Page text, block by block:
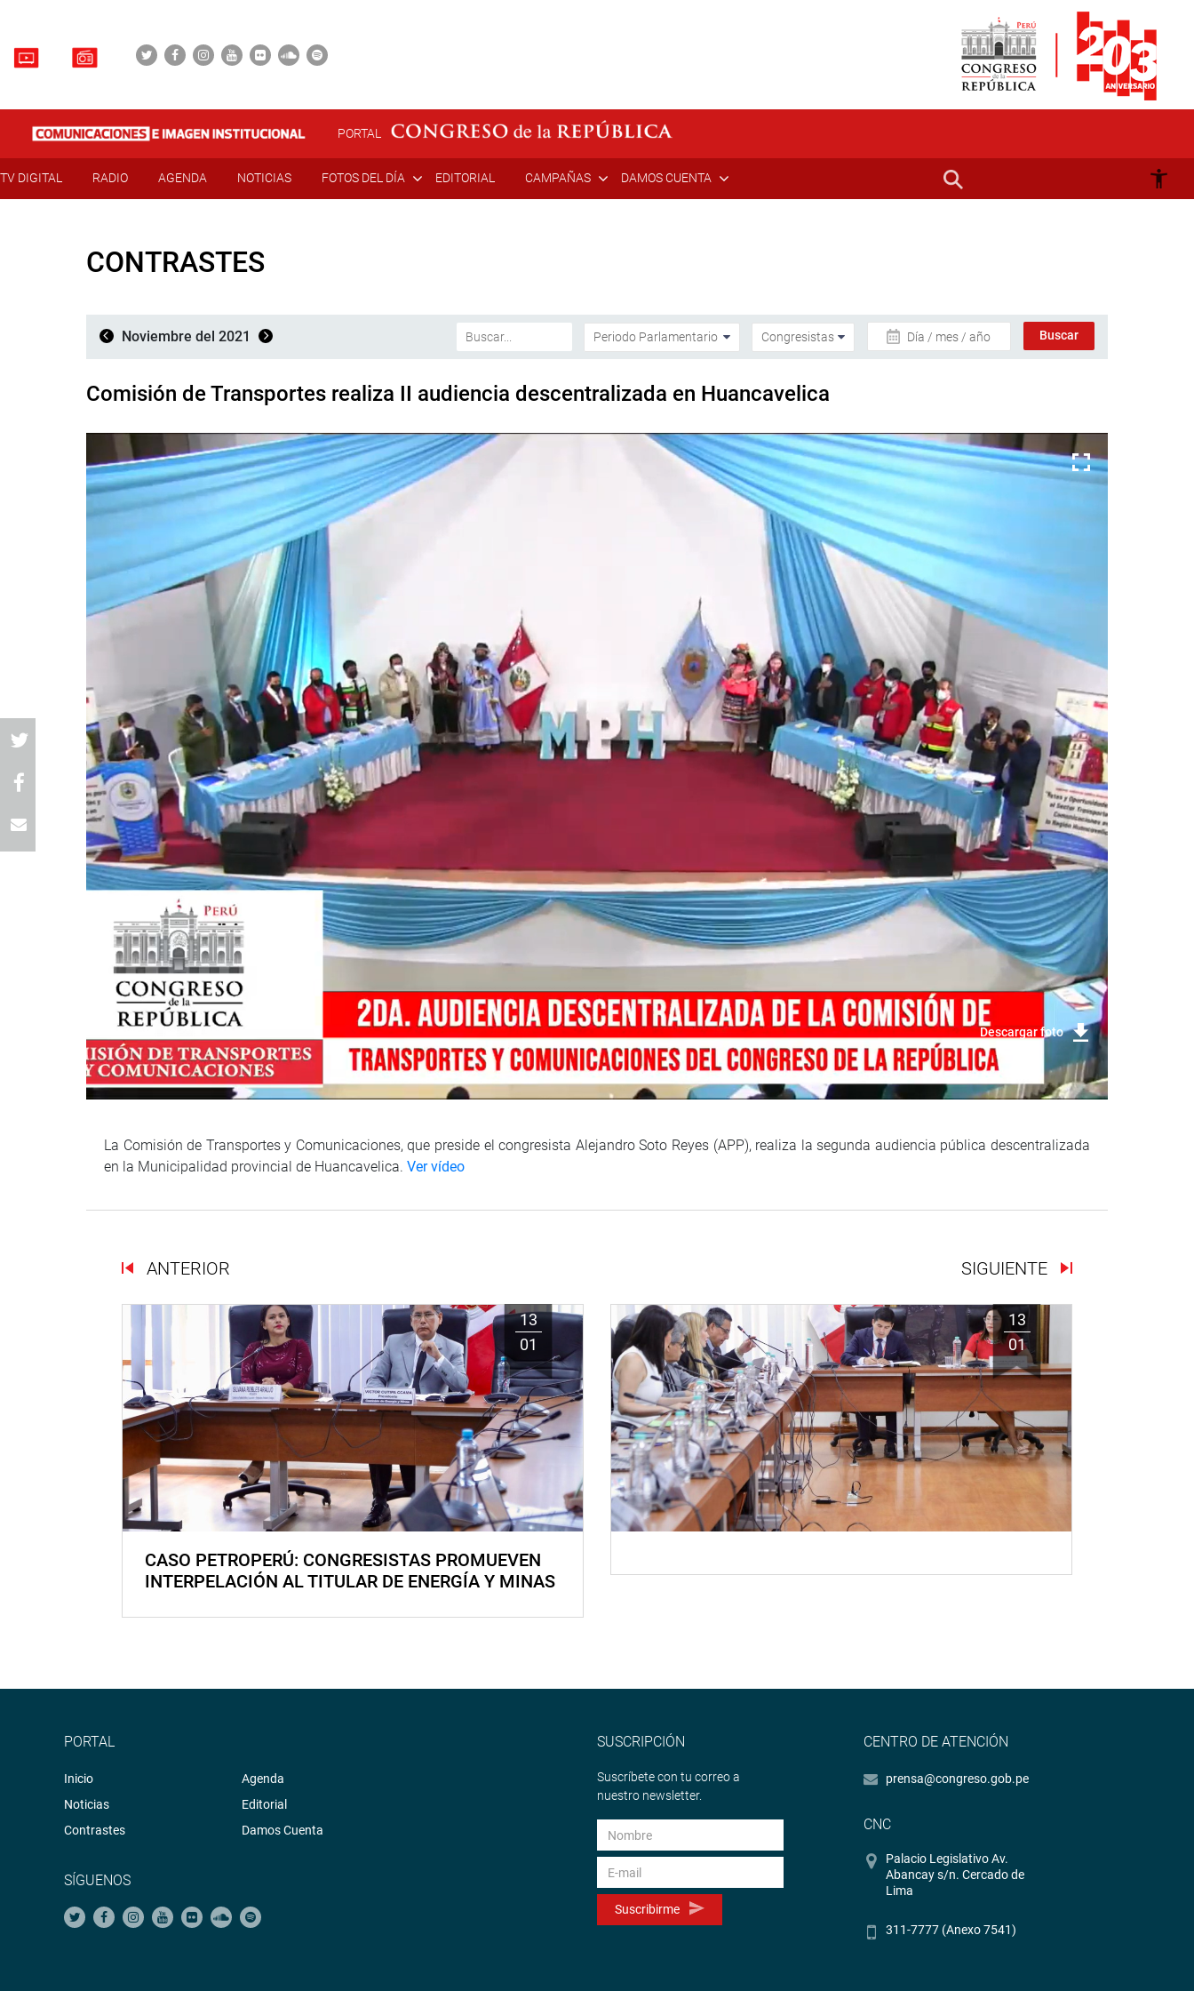
PORTAL
TV DIGITAL RADIO AGENDA NOTICIAS FOTOS DEL DÍA EDITORIAL CAMPAÑAS DAMOS CUENTA
CONTRASTES
Noviembre del 2021 Día / mes / año
Comisión de Transportes realiza II audiencia descentralizada en Huancavelica
Descargar foto
La Comisión de Transportes y Comunicaciones, que preside el congresista Alejandro Soto Reyes (APP), realiza la segunda audiencia pública descentralizada
en la Municipalidad provincial de Huancavelica. Ver vídeo
ANTERIOR SIGUIENTE
13
01
CASO PETROPERÚ: CONGRESISTAS PROMUEVEN
INTERPELACIÓN AL TITULAR DE ENERGÍA Y MINAS
13
01
PORTAL
Inicio
Noticias
Contrastes
Agenda
Editorial
Damos Cuenta
SÍGUENOS
SUSCRIPCIÓN
Suscríbete con tu correo a
nuestro newsletter.
Suscribirme
CENTRO DE ATENCIÓN
prensa@congreso.gob.pe
CNC
Palacio Legislativo Av.
Abancay s/n. Cercado de
Lima
311-7777 (Anexo 7541)